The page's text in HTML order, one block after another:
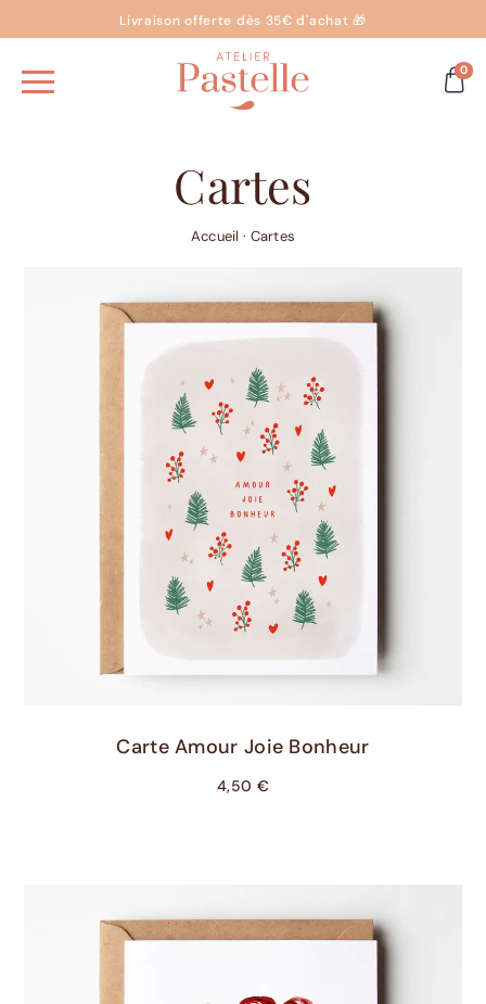
Livraison offerte dès 35€ d'achat 🎁
0
Cartes
Accueil · Cartes
Ajouter Au Panier
Carte Amour Joie Bonheur
4,50 €